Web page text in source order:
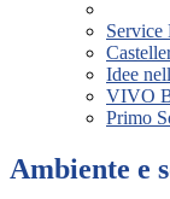
Service
Idee
VIVO
Primo
Ambiente e